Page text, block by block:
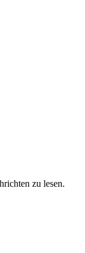
zu lesen.